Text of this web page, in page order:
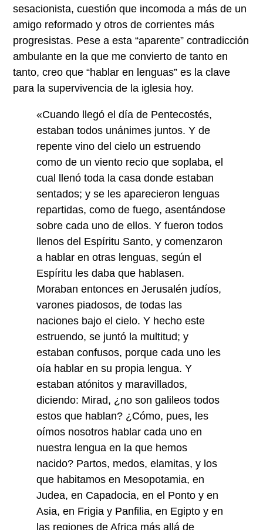
sesacionista, cuestión que incomoda a más de un
amigo reformado y otros de corrientes más
progresistas. Pese a esta “aparente” contradicción
ambulante en la que me convierto de tanto en
tanto, creo que “hablar en lenguas” es la clave
para la supervivencia de la iglesia hoy.
«Cuando llegó el día de Pentecostés,
estaban todos unánimes juntos. Y de
repente vino del cielo un estruendo
como de un viento recio que soplaba, el
cual llenó toda la casa donde estaban
sentados; y se les aparecieron lenguas
repartidas, como de fuego, asentándose
sobre cada uno de ellos. Y fueron todos
llenos del Espíritu Santo, y comenzaron
a hablar en otras lenguas, según el
Espíritu les daba que hablasen.
Moraban entonces en Jerusalén judíos,
varones piadosos, de todas las
naciones bajo el cielo. Y hecho este
estruendo, se juntó la multitud; y
estaban confusos, porque cada uno les
oía hablar en su propia lengua. Y
estaban atónitos y maravillados,
diciendo: Mirad, ¿no son galileos todos
estos que hablan? ¿Cómo, pues, les
oímos nosotros hablar cada uno en
nuestra lengua en la que hemos
nacido? Partos, medos, elamitas, y los
que habitamos en Mesopotamia, en
Judea, en Capadocia, en el Ponto y en
Asia, en Frigia y Panfilia, en Egipto y en
las regiones de Africa más allá de